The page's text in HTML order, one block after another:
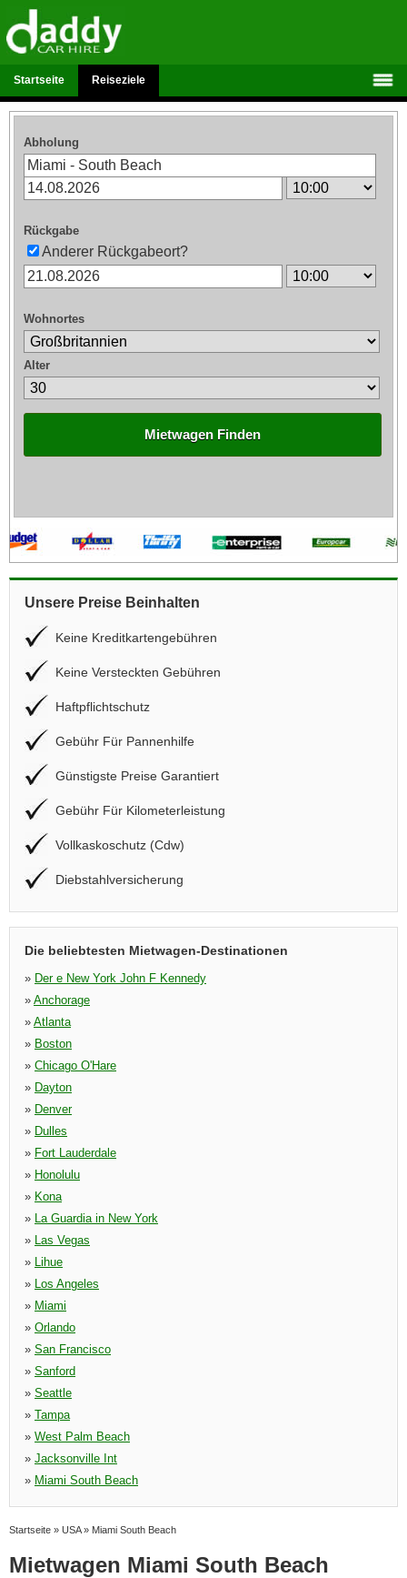
Startseite Reiseziele
Abholung
Rückgabe
Anderer Rückgabeort?
Wohnortes
Alter
Mietwagen Finden
Unsere Preise Beinhalten
Keine Kreditkartengebühren
Keine Versteckten Gebühren
Haftpflichtschutz
Gebühr Für Pannenhilfe
Günstigste Preise Garantiert
Gebühr Für Kilometerleistung
Vollkaskoschutz (Cdw)
Diebstahlversicherung
Die beliebtesten Mietwagen-Destinationen
» Der e New York John F Kennedy
» Anchorage
» Atlanta
» Boston
» Chicago O'Hare
» Dayton
» Denver
» Dulles
» Fort Lauderdale
» Honolulu
» Kona
» La Guardia in New York
» Las Vegas
» Lihue
» Los Angeles
» Miami
» Orlando
» San Francisco
» Sanford
» Seattle
» Tampa
» West Palm Beach
» Jacksonville Int
» Miami South Beach
Startseite » USA» Miami South Beach
Mietwagen Miami South Beach